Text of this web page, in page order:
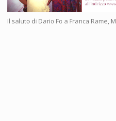
Il saluto di Dario Fo a Franca Rame,